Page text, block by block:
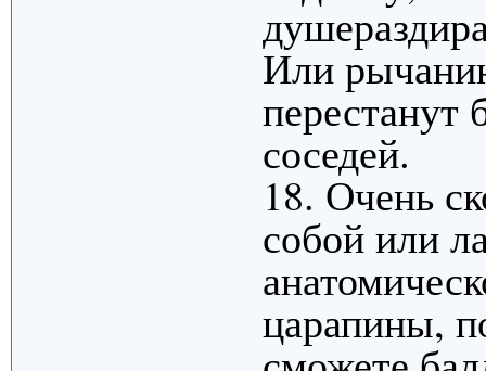
Или
перестанут
соседей.
18. Очень
собой или
царапины,